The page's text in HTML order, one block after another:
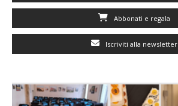
Abbonati e regala
Iscriviti alla newsletter